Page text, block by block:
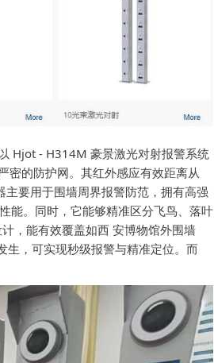
Hjot - H314M 豪景激光对射报警系统
密的防护网。其红外感应有效距离从
要用于围墙周界报警防范，拥有高强
能。同时，它能够精准区分飞鸟、落叶
，能有效覆盖如西 安博物馆外围墙
生，可实现秒级报警与精准定位。而